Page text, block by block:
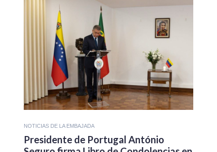
NOTICIAS DE LA EMBAJADA
Presidente de Portugal António